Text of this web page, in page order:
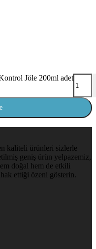
Jöle 200ml adet
kaliteli ürünleri sizlerle
geniş ürün yelpazemiz,
doğal hem de etkili
ettiği özeni gösterin.